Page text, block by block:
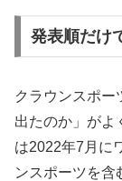
発表順だけ
クラウンスポー
出たのか」がよ
は2022年7月に
ンスポーツを含